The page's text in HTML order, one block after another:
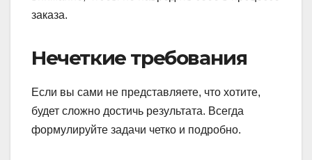
заказа.
Нечеткие требования
Если вы сами не представляете, что хотите,
будет сложно достичь результата. Всегда
формулируйте задачи четко и подробно.